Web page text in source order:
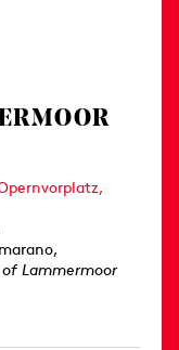
of Lammermoor